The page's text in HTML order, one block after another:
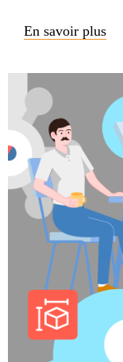
En savoir plus